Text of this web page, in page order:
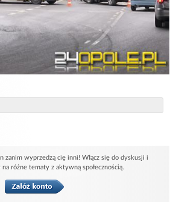
zanim wyprzedzą cię inni! Włącz się do dyskusji i
różne tematy z aktywną społecznością.